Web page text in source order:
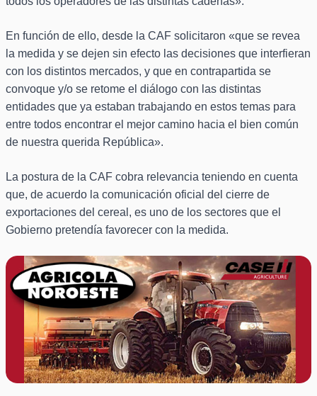
En función de ello, desde la CAF solicitaron «que se revea
la medida y se dejen sin efecto las decisiones que interfieran
con los distintos mercados, y que en contrapartida se
convoque y/o se retome el diálogo con las distintas
entidades que ya estaban trabajando en estos temas para
entre todos encontrar el mejor camino hacia el bien común
de nuestra querida República».
La postura de la CAF cobra relevancia teniendo en cuenta
que, de acuerdo la comunicación oficial del cierre de
exportaciones del cereal, es uno de los sectores que el
Gobierno pretendía favorecer con la medida.